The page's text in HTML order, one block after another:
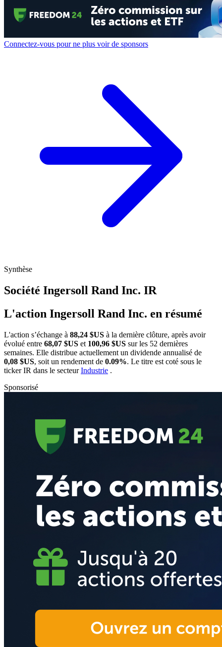
Connectez-vous pour ne plus voir de sponsors
Synthèse
Société Ingersoll Rand Inc. IR
L'action Ingersoll Rand Inc. en résumé
L'action s’échange à 88,24 $US à la dernière clôture, après avoir
évolué entre 68,07 $US et 100,96 $US sur les 52 dernières
semaines. Elle distribue actuellement un dividende annualisé de
0,08 $US, soit un rendement de 0.09%. Le titre est coté sous le
tickerIR dans le secteurIndustrie .
Sponsorisé